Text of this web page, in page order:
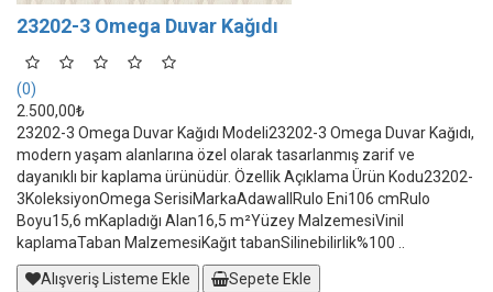
23202-3 Omega Duvar Kağıdı
(0)
2.500,00₺
23202-3 Omega Duvar Kağıdı Modeli23202-3 Omega Duvar Kağıdı,
modern yaşam alanlarına özel olarak tasarlanmış zarif ve
dayanıklı bir kaplama ürünüdür. Özellik Açıklama Ürün Kodu23202-
3KoleksiyonOmega SerisiMarkaAdawallRulo Eni106 cmRulo
Boyu15,6 mKapladığı Alan16,5 m²Yüzey MalzemesiVinil
kaplamaTaban MalzemesiKağıt tabanSilinebilirlik%100 ..
Alışveriş Listeme Ekle
Sepete Ekle